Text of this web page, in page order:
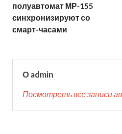
полуавтомат МР-155
синхронизируют со
смарт-часами
О admin
Посмотреть все записи